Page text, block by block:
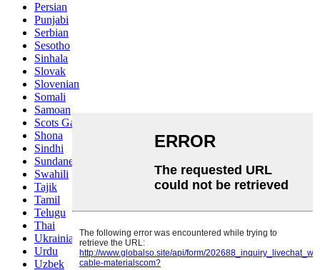
Persian
Punjabi
Serbian
Sesotho
Sinhala
Slovak
Slovenian
Somali
Samoan
Scots Gaelic
Shona
Sindhi
Sundanese
Swahili
Tajik
Tamil
Telugu
Thai
Ukrainian
Urdu
Uzbek